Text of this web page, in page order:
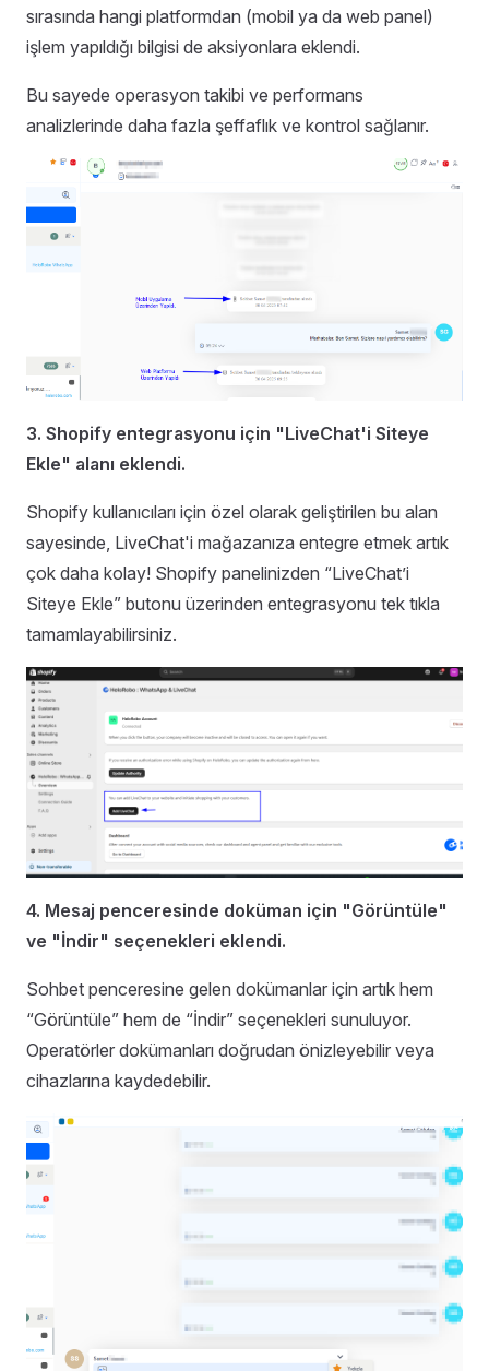
sırasında hangi platformdan (mobil ya da web panel)
işlem yapıldığı bilgisi de aksiyonlara eklendi.
Bu sayede operasyon takibi ve performans
analizlerinde daha fazla şeffaflık ve kontrol sağlanır.
3. Shopify entegrasyonu için "LiveChat'i Siteye
Ekle" alanı eklendi.
Shopify kullanıcıları için özel olarak geliştirilen bu alan
sayesinde, LiveChat'i mağazanıza entegre etmek artık
çok daha kolay! Shopify panelinizden “LiveChat’i
Siteye Ekle” butonu üzerinden entegrasyonu tek tıkla
tamamlayabilirsiniz.
4. Mesaj penceresinde doküman için "Görüntüle"
ve "İndir" seçenekleri eklendi.
Sohbet penceresine gelen dokümanlar için artık hem
“Görüntüle” hem de “İndir” seçenekleri sunuluyor.
Operatörler dokümanları doğrudan önizleyebilir veya
cihazlarına kaydedebilir.